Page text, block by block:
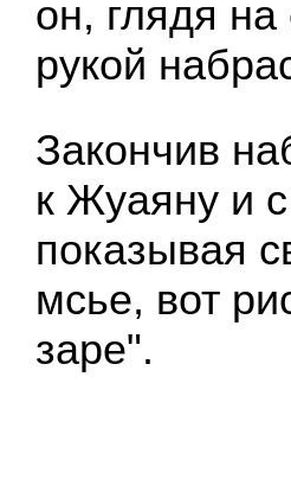
он, глядя
рукой
Закончив
к Жуаяну и
показывая
мсье, вот
заре".